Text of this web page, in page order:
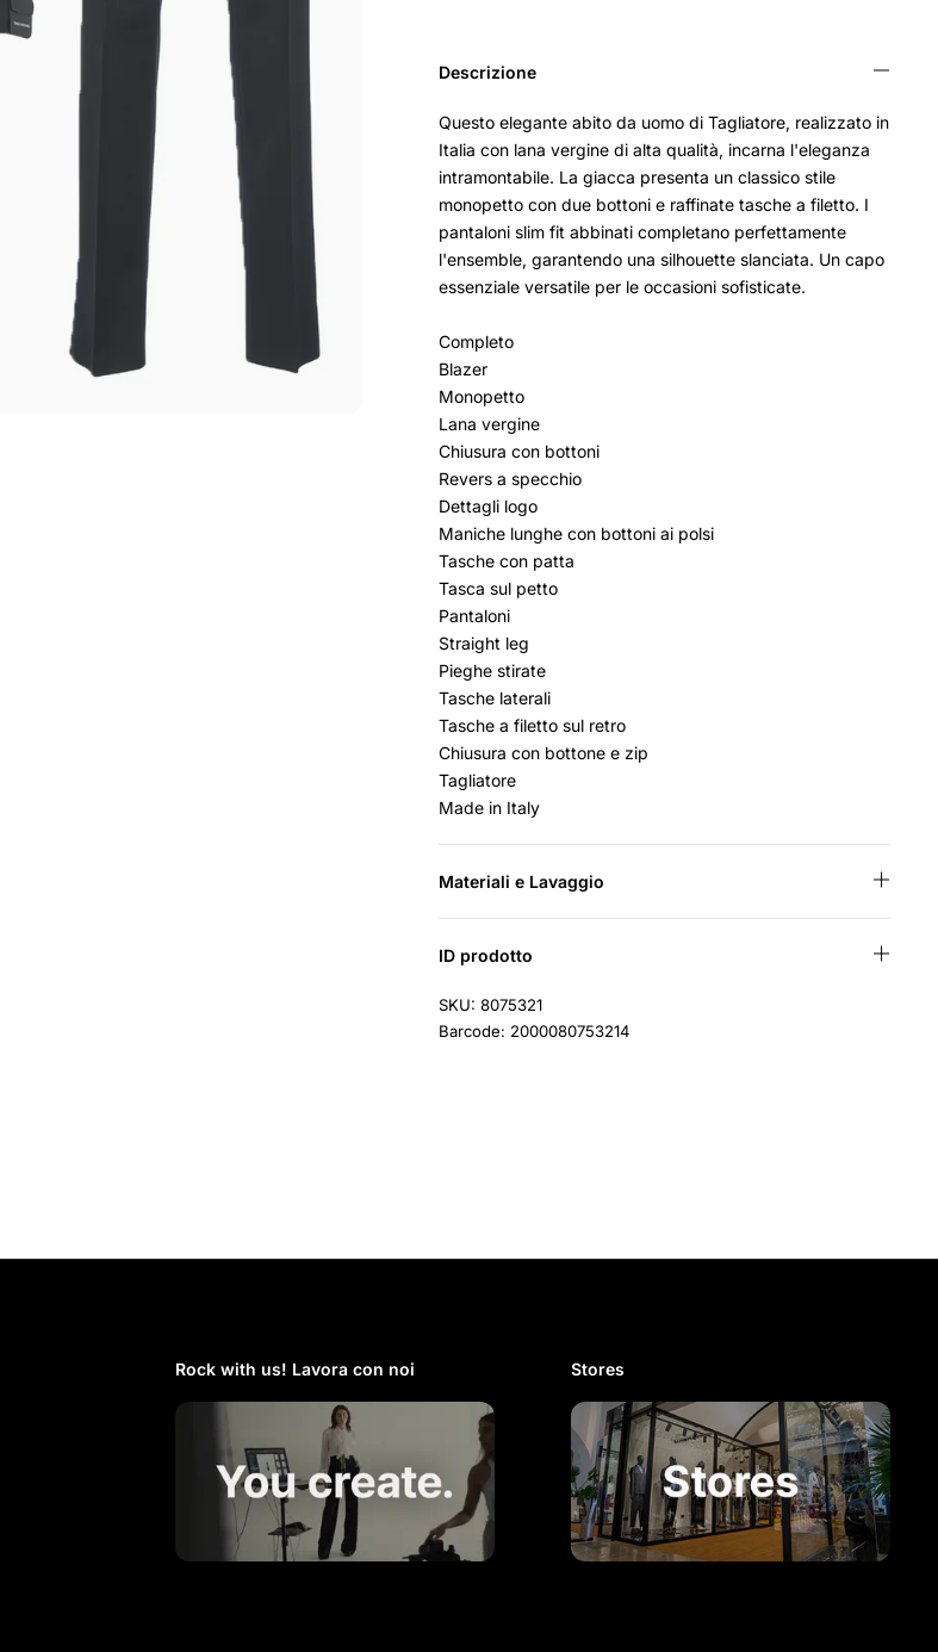
Descrizione
Questo elegante abito da uomo di Tagliatore, realizzato in
Italia con lana vergine di alta qualità, incarna l'eleganza
intramontabile. La giacca presenta un classico stile
monopetto con due bottoni e raffinate tasche a filetto. I
pantaloni slim fit abbinati completano perfettamente
l'ensemble, garantendo una silhouette slanciata. Un capo
essenziale versatile per le occasioni sofisticate.
Completo
Blazer
Monopetto
Lana vergine
Chiusura con bottoni
Revers a specchio
Dettagli logo
Maniche lunghe con bottoni ai polsi
Tasche con patta
Tasca sul petto
Pantaloni
Straight leg
Pieghe stirate
Tasche laterali
Tasche a filetto sul retro
Chiusura con bottone e zip
Tagliatore
Made in Italy
Materiali e Lavaggio
ID prodotto
SKU: 8075321
Barcode: 2000080753214
Rock with us! Lavora con noi​ Stores